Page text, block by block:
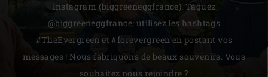
Instagram (biggreeneggfrance). Taguez
@biggreeneggfrance, utilisez les hashtags
#TheEvergreen et #forevergreen en postant vos
messages ! Nous fabriquons de beaux souvenirs. Vous
souhaitez nous rejoindre ?